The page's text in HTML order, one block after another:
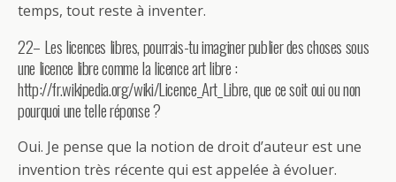
temps, tout reste à inventer.
22– Les licences libres, pourrais-tu imaginer publier des choses sous
une licence libre comme la licence art libre :
http://fr.wikipedia.org/wiki/Licence_Art_Libre, que ce soit oui ou non
pourquoi une telle réponse ?
Oui. Je pense que la notion de droit d’auteur est une
invention très récente qui est appelée à évoluer.